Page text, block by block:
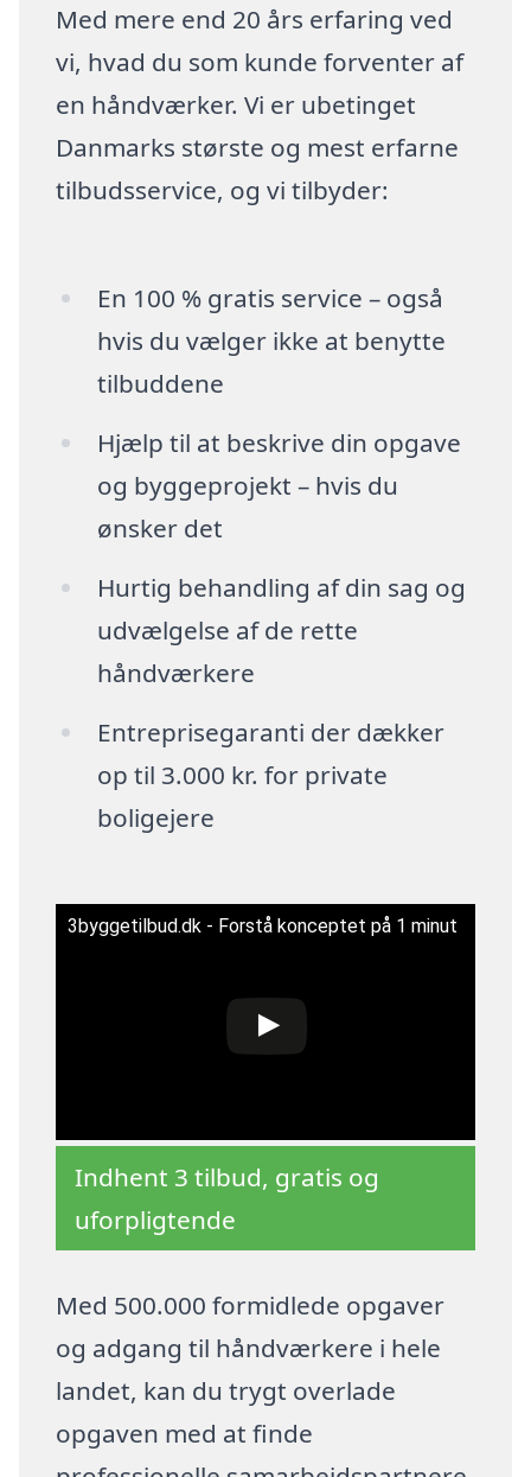
Med mere end 20 års erfaring ved
vi, hvad du som kunde forventer af
en håndværker. Vi er ubetinget
Danmarks største og mest erfarne
tilbudsservice, og vi tilbyder:
En 100 % gratis service – også
hvis du vælger ikke at benytte
tilbuddene
Hjælp til at beskrive din opgave
og byggeprojekt – hvis du
ønsker det
Hurtig behandling af din sag og
udvælgelse af de rette
håndværkere
Entreprisegaranti der dækker
op til 3.000 kr. for private
boligejere
3byggetilbud.dk - Forstå konceptet på 1 minut
Indhent 3 tilbud, gratis og
uforpligtende
Med 500.000 formidlede opgaver
og adgang til håndværkere i hele
landet, kan du trygt overlade
opgaven med at finde